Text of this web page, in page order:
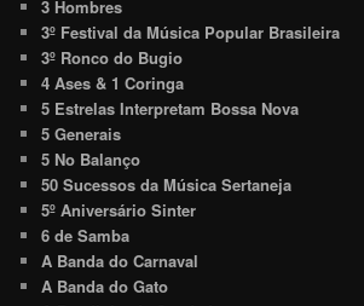
3 Hombres
3º Festival da Música Popular Brasileira
3º Ronco do Bugio
4 Ases & 1 Coringa
5 Estrelas Interpretam Bossa Nova
5 Generais
5 No Balanço
50 Sucessos da Música Sertaneja
5º Aniversário Sinter
6 de Samba
A Banda do Carnaval
A Banda do Gato